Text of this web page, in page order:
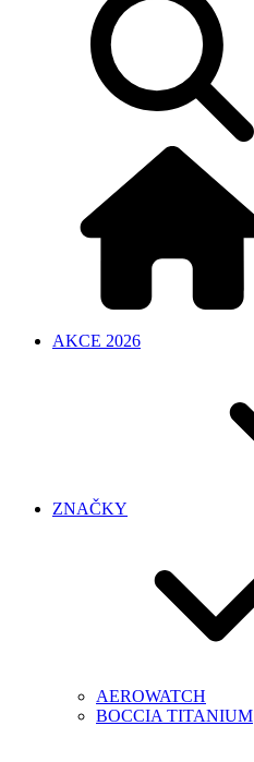
AKCE 2026
ZNAČKY
AEROWATCH
BOCCIA TITANIUM